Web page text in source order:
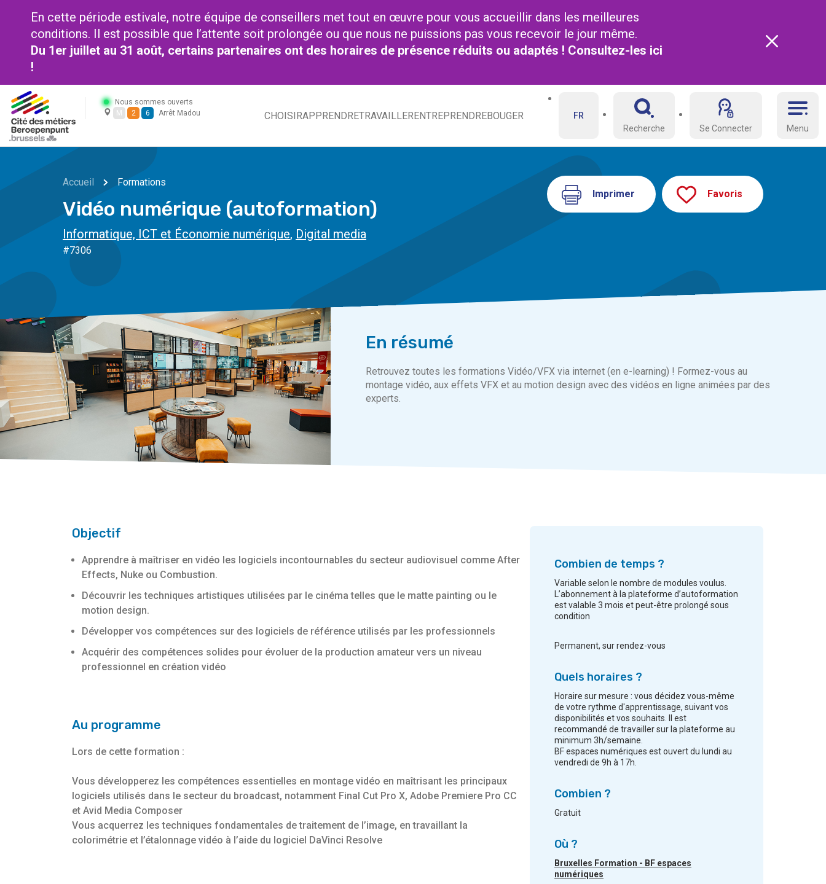
En cette période estivale, notre équipe de conseillers met tout en œuvre pour vous accueillir dans les meilleures
conditions. Il est possible que l’attente soit prolongée ou que nous ne puissions pas vous recevoir le jour même.
Du 1er juillet au 31 août, certains partenaires ont des horaires de présence réduits ou adaptés ! Consultez-les ici
!
Nous sommes ouverts
M
2 6 Arrêt Madou CHOISIRAPPRENDRETRAVAILLERENTREPRENDREBOUGER
Menu
FR
Recherche
Se Connecter
Accueil Formations
Vidéo numérique (autoformation)
Informatique, ICT et Économie numérique, Digital media
#7306
Imprimer Favoris
En résumé
Retrouvez toutes les formations Vidéo/VFX via internet (en e-learning) ! Formez-vous au
montage vidéo, aux effets VFX et au motion design avec des vidéos en ligne animées par des
experts.
Objectif
Apprendre à maîtriser en vidéo les logiciels incontournables du secteur audiovisuel comme After
Effects, Nuke ou Combustion.
Découvrir les techniques artistiques utilisées par le cinéma telles que le matte painting ou le
motion design.
Développer vos compétences sur des logiciels de référence utilisés par les professionnels
Acquérir des compétences solides pour évoluer de la production amateur vers un niveau
professionnel en création vidéo
Au programme
Lors de cette formation :
Vous développerez les compétences essentielles en montage vidéo en maîtrisant les principaux
logiciels utilisés dans le secteur du broadcast, notamment Final Cut Pro X, Adobe Premiere Pro CC
et Avid Media Composer
Vous acquerrez les techniques fondamentales de traitement de l’image, en travaillant la
colorimétrie et l’étalonnage vidéo à l’aide du logiciel DaVinci Resolve
Combien de temps ?
Variable selon le nombre de modules voulus.
L’abonnement à la plateforme d’autoformation
est valable 3 mois et peut-être prolongé sous
condition
Permanent, sur rendez-vous
Quels horaires ?
Horaire sur mesure : vous décidez vous-même
de votre rythme d'apprentissage, suivant vos
disponibilités et vos souhaits. Il est
recommandé de travailler sur la plateforme au
minimum 3h/semaine.
BF espaces numériques est ouvert du lundi au
vendredi de 9h à 17h.
Combien ?
Gratuit
Où ?
Bruxelles Formation - BF espaces
numériques